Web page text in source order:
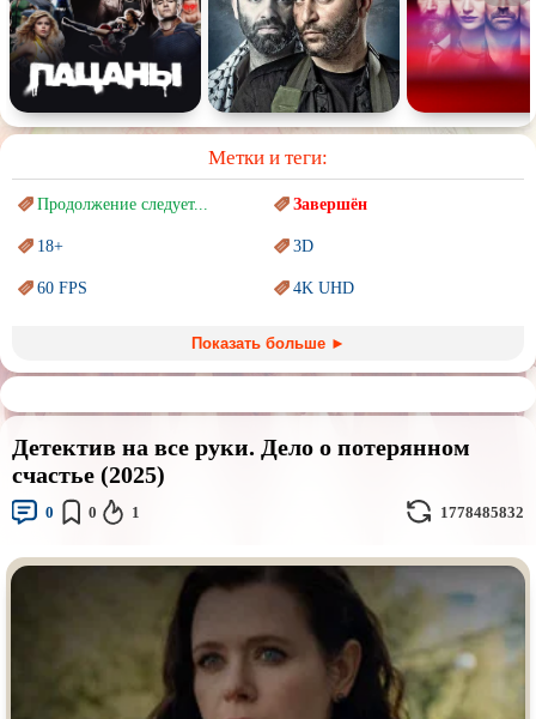
Метки и теги:
Продолжение следует... Завершён
18+ 3D
60 FPS 4K UHD
Marvel PIXAR
Sci-Fi (Научнаяфантастика) Trash (трэш) movies
Авангард иСюрреализм Ангелы и Демоны
Аниме
Индийское кино
Коллекция
Маги и Волшебники
Наркотики Новогодние
Показать больше ►
Детектив на все руки. Дело о потерянном
счастье (2025)
0 0 1 1778485832